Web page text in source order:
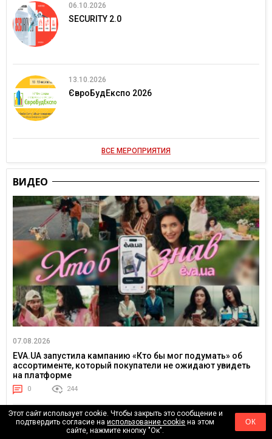
06.10.2026
SECURITY 2.0
13.10.2026
ЄвроБудЕкспо 2026
ВСЕ МЕРОПРИЯТИЯ
ВИДЕО
07.08.2026
EVA.UA запустила кампанию «Кто бы мог подумать» об
ассортименте, который покупатели не ожидают увидеть
на платформе
0 244
Этот сайт использует cookie. Чтобы закрыть это сообщение и
подтвердить согласие наиспользование cookie на этом
сайте, нажмите кнопку "Ок".
ОК